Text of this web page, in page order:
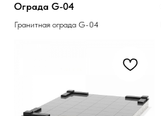
Ограда G-04
Гранитная ограда G-04